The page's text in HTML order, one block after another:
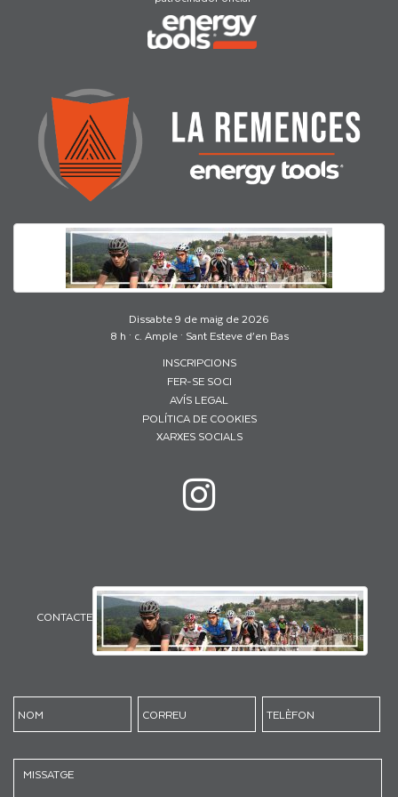
Dissabte 9 de maig de 2026
8 h · c. Ample · Sant Esteve d’en Bas
INSCRIPCIONS
FER-SE SOCI
AVÍS LEGAL
POLÍTICA DE COOKIES
XARXES SOCIALS
CONTACTE